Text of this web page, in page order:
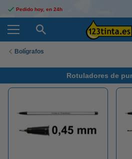
Pedido hoy, en 24h
Bolígrafos
Rotuladores de